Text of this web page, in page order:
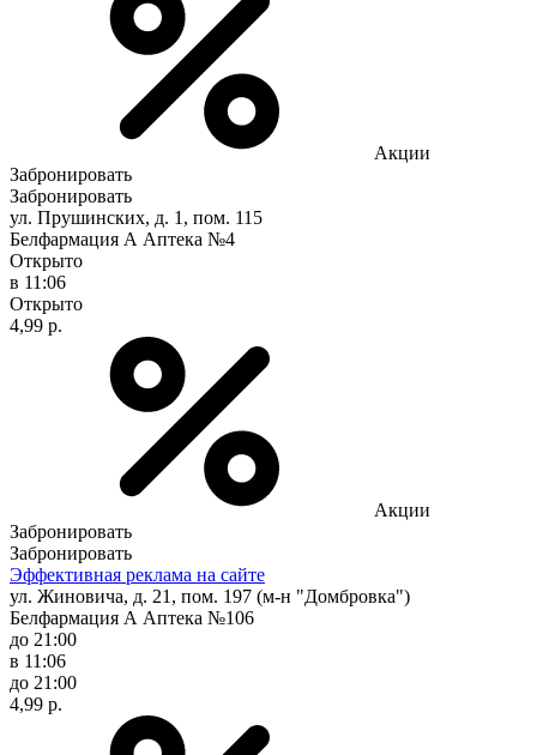
Акции
Забронировать
Забронировать
ул. Прушинских, д. 1, пом. 115
Белфармация А Аптека №4
Открыто
в 11:06
Открыто
4,99 р.
Акции
Забронировать
Забронировать
Эффективная реклама на сайте
ул. Жиновича, д. 21, пом. 197 (м-н "Домбровка")
Белфармация А Аптека №106
до 21:00
в 11:06
до 21:00
4,99 р.